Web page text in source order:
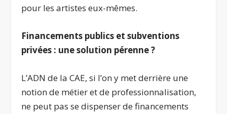
pour les artistes eux-mêmes.
Financements publics et subventions
privées : une solution pérenne ?
L’ADN de la CAE, si l’on y met derrière une
notion de métier et de professionnalisation,
ne peut pas se dispenser de financements